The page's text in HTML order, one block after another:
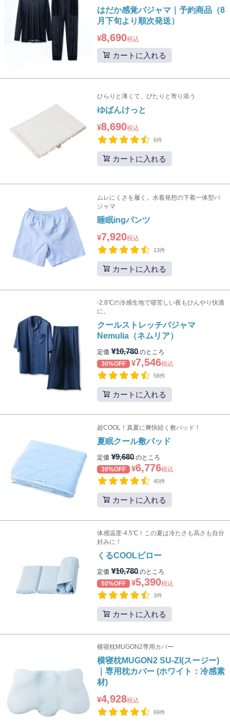
はだか感覚パジャマ｜予約商品（8
月下旬より順次発送）
¥8,690税込
カートに入れる
ひらりと薄くて、ぴたりと寄り添う
ゆばんけっと
¥8,690税込
6件
カートに入れる
ムレにくさを履く。水着発想の下着一体型パ
ジャマ
睡眠ingパンツ
¥7,920税込
13件
カートに入れる
-2.8℃の冷感生地で寝苦しい夜もひんやり快適
に。
クールストレッチパジャマ
Nemulia（ネムリア）
定価 ¥10,780 のところ
30%OFF
¥7,546税込
58件
カートに入れる
超COOL！真夏に爽快続く敷パッド！
夏眠クール敷パッド
定価 ¥9,680 のところ
30%OFF
¥6,776税込
40件
カートに入れる
体感温度-4.5℃！この夏は冷たさも高さも自分
好みに！
くるCOOLピロー
定価 ¥10,780 のところ
50%OFF
¥5,390税込
3件
カートに入れる
横寝枕MUGON2専用カバー
横寝枕MUGON2 SU-ZI(スージー)
｜専用枕カバー (ホワイト：冷感素
材)
¥4,928税込
69件